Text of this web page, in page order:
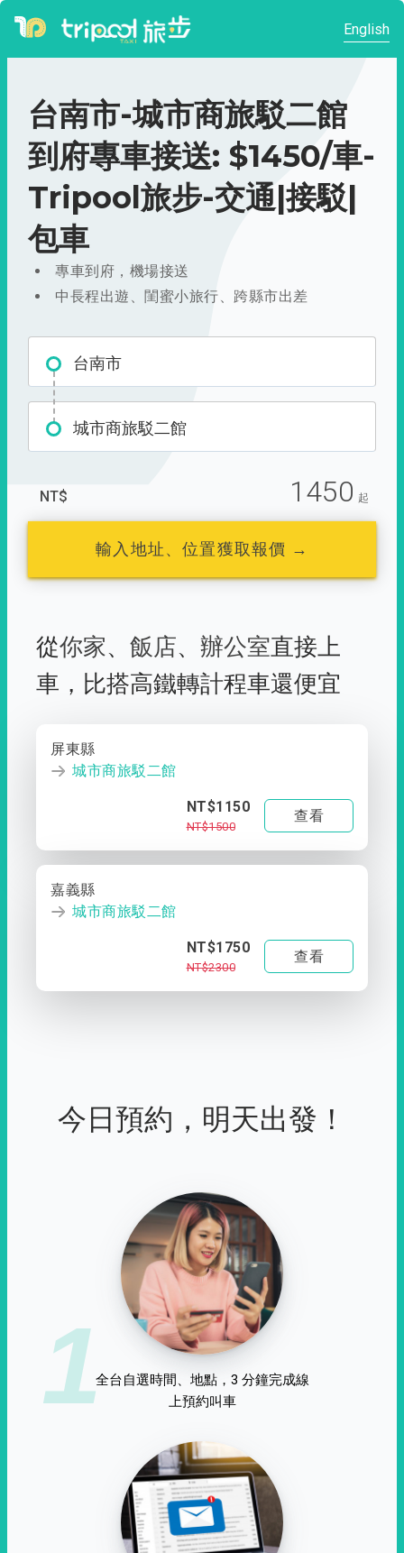
English
台南市-城市商旅駁二館
到府專車接送: $1450/車-
Tripool旅步-交通|接駁|
包車
專車到府，機場接送
中長程出遊、閨蜜小旅行、跨縣市出差
台南市
城市商旅駁二館
NT$ 1450 起
輸入地址、位置獲取報價 →
從你家、 飯店、 辦公室直接上
車， 比搭高鐵轉計程車還便宜
屏東縣
城市商旅駁二館
NT$1150
NT$1500
查看
嘉義縣
城市商旅駁二館
NT$1750
NT$2300
查看
今日預約，明天出發！
1全台自選時間、地點，3 分鐘完成線
上預約叫車